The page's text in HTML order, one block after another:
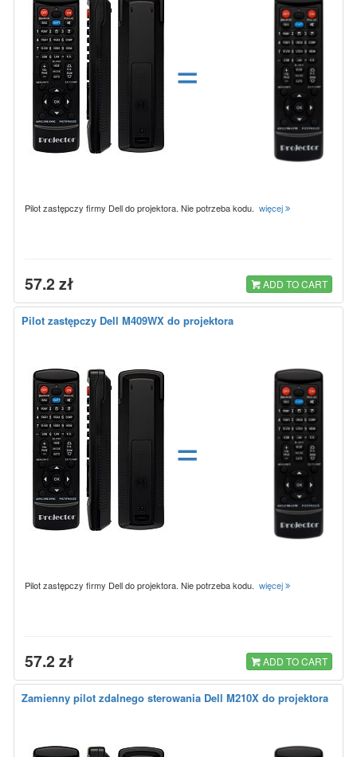
=
Pilot zastępczy firmy Dell do projektora. Nie potrzeba kodu. więcej
57.2 zł ADD TO CART
Pilot zastępczy Dell M409WX do projektora
=
Pilot zastępczy firmy Dell do projektora. Nie potrzeba kodu. więcej
57.2 zł ADD TO CART
Zamienny pilot zdalnego sterowania Dell M210X do projektora